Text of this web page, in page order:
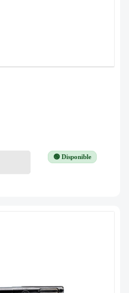
🟢 Disponible